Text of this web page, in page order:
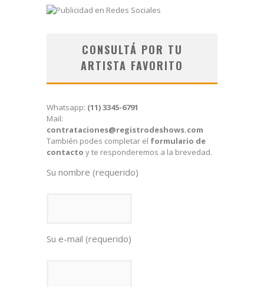
CONSULTÁ POR TU
ARTISTA FAVORITO
Whatsapp: (11) 3345-6791
Mail:
contrataciones@registrodeshows.com
También podes completar el formulario de
contacto y te responderemos a la brevedad.
Su nombre (requerido)
Su e-mail (requerido)